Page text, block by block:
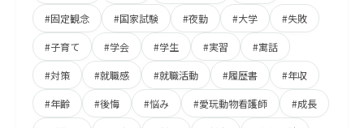
#固定観念 #国家試験 #夜勤 #大学 #失敗
#子育て #学会 #学生 #実習 #寓話
#対策 #就職感 #就職活動 #履歴書 #年収
#年齢 #後悔 #悩み #愛玩動物看護師 #成長